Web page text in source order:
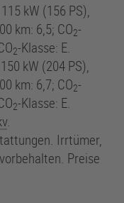
kW (156 PS),
km: 6,5; CO2-
2-Klasse: E.
kW (204 PS),
km: 6,7; CO2-
2-Klasse: E.
.
Irrtümer,
Preise